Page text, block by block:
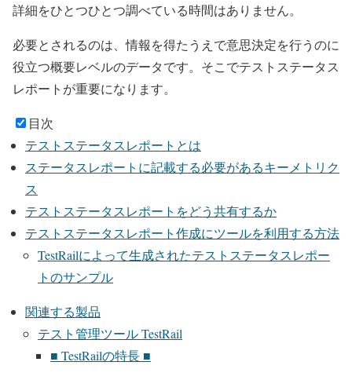
詳細をひとつひとつ調べている時間はありません。
必要とされるのは、情報を得たうえで意思決定を行うのに
役立つ概要レベルのデータです。そこでテストステータス
レポートが重要になります。
目次
テストステータスレポートとは
ステータスレポートに記載する必要があるキーメトリク
ス
テストステータスレポートをどう共有するか
テストステータスレポート作成にツールを利用する方法
TestRailによって生成されたテストステータスレポー
トのサンプル
関連する製品
テスト管理ツール TestRail
■ TestRailの特長 ■